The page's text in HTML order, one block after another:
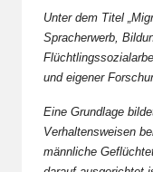
Unter dem Titel
Spracherwerb,
und eigener
Eine Grundlage
Verhaltensweisen
männliche